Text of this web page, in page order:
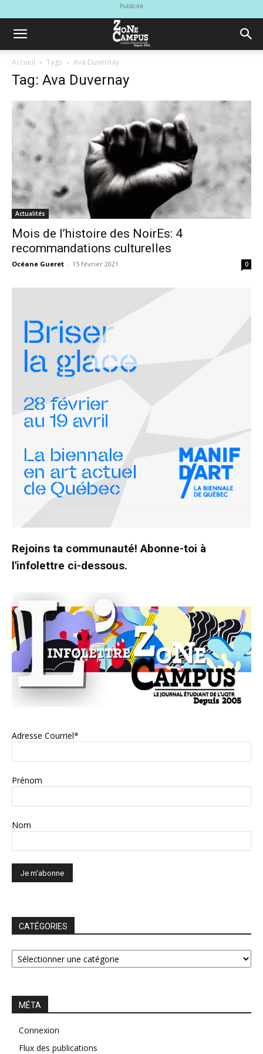
Publicité
Accueil Tags Ava Duvernay
Tag: Ava Duvernay
Actualités
Mois de l’histoire des NoirEs: 4
recommandations culturelles
Océane Gueret - 15 février 2021 0
Rejoins ta communauté! Abonne-toi à
l'infolettre ci-dessous.
Adresse Courriel*
Prénom
Nom
CATÉGORIES
CATÉGORIES
MÉTA
Connexion
Flux des publications